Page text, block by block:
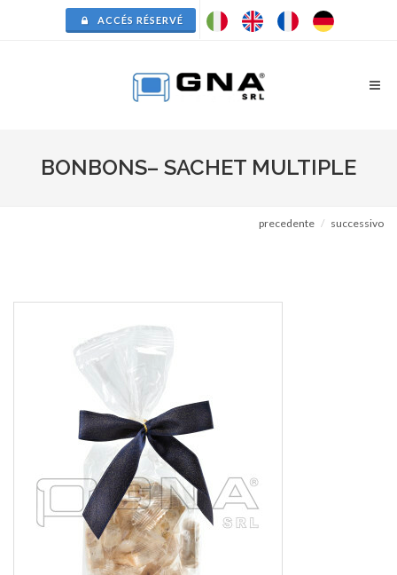
ACCÉS RÉSERVÉ
BONBONS– SACHET MULTIPLE
precedente successivo